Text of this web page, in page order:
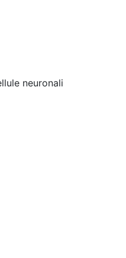
neuronali